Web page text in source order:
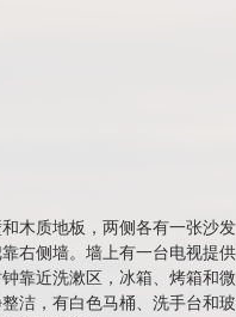
木质地板，两侧各有一张沙
右侧墙。墙上有一台电视提
靠近洗漱区，冰箱、烤箱和
洁，有白色马桶、洗手台和